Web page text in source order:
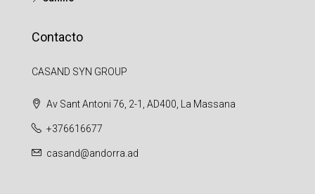
Contacto
CASAND SYN GROUP
Av Sant Antoni 76, 2-1, AD400, La Massana
+376616677
casand@andorra.ad